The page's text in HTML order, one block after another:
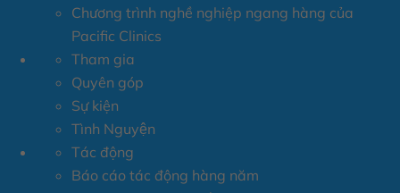
Chương trình nghề nghiệp ngang hàng của
Pacific Clinics
Tham gia
Quyên góp
Sự kiện
Tình Nguyện
Tác động
Báo cáo tác động hàng năm